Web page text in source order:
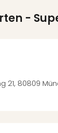
-
21, 80809